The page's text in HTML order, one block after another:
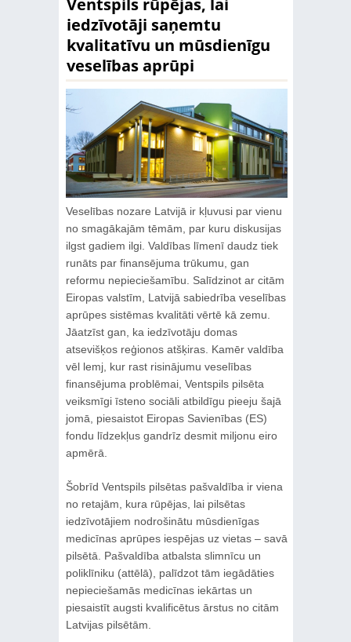
Ventspils rūpējas, lai
iedzīvotāji saņemtu
kvalitatīvu un mūsdienīgu
veselības aprūpi
Veselības nozare Latvijā ir kļuvusi par vienu
no smagākajām tēmām, par kuru diskusijas
ilgst gadiem ilgi. Valdības līmenī daudz tiek
runāts par finansējuma trūkumu, gan
reformu nepieciešamību. Salīdzinot ar citām
Eiropas valstīm, Latvijā sabiedrība veselības
aprūpes sistēmas kvalitāti vērtē kā zemu.
Jāatzīst gan, ka iedzīvotāju domas
atsevišķos reģionos atšķiras. Kamēr valdība
vēl lemj, kur rast risinājumu veselības
finansējuma problēmai, Ventspils pilsēta
veiksmīgi īsteno sociāli atbildīgu pieeju šajā
jomā, piesaistot Eiropas Savienības (ES)
fondu līdzekļus gandrīz desmit miljonu eiro
apmērā.
Šobrīd Ventspils pilsētas pašvaldība ir viena
no retajām, kura rūpējas, lai pilsētas
iedzīvotājiem nodrošinātu mūsdienīgas
medicīnas aprūpes iespējas uz vietas – savā
pilsētā. Pašvaldība atbalsta slimnīcu un
poliklīniku (attēlā), palīdzot tām iegādāties
nepieciešamās medicīnas iekārtas un
piesaistīt augsti kvalificētus ārstus no citām
Latvijas pilsētām.